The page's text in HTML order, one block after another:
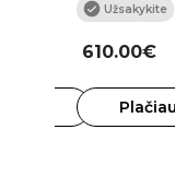
Užsakykite
610.00€
Plačiau